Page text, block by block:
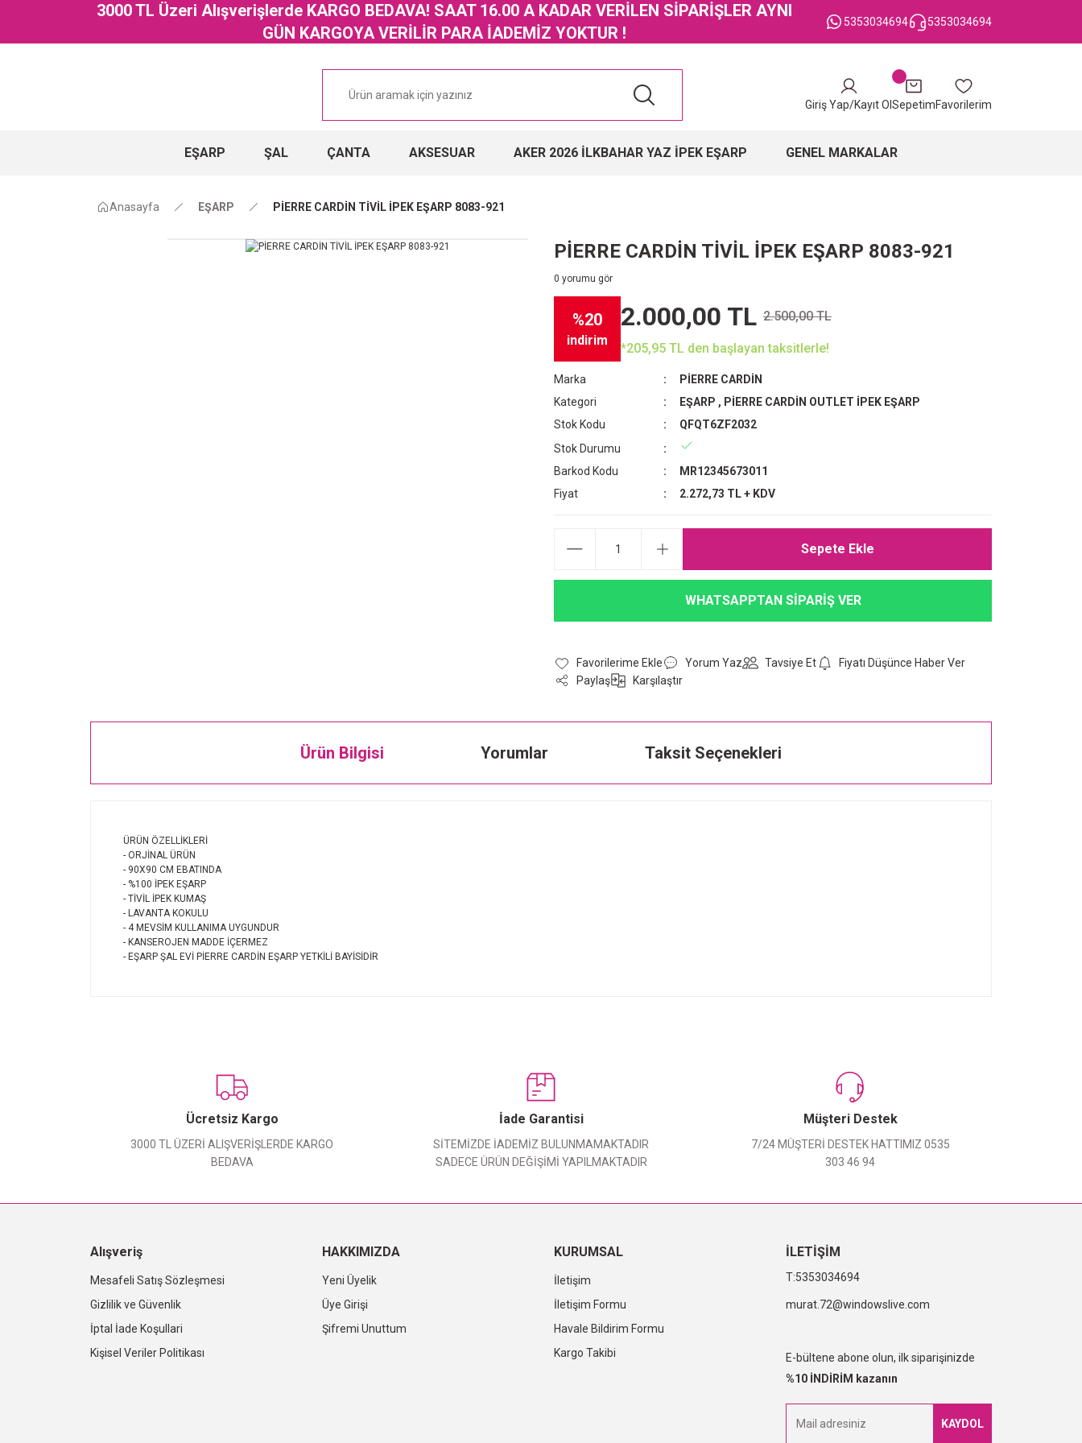
3000 TL Üzeri Alışverişlerde KARGO BEDAVA! SAAT 16.00 A KADAR VERİLEN SİPARİŞLER AYNI
GÜN KARGOYA VERİLİR PARA İADEMİZ YOKTUR !
5353034694 5353034694
Giriş Yap/Kayıt Ol SepetimFavorilerim
EŞARP ŞAL ÇANTA AKSESUAR AKER 2026 İLKBAHAR YAZ İPEK EŞARP GENEL MARKALAR
Anasayfa EŞARP PİERRE CARDİN TİVİL İPEK EŞARP 8083-921
PİERRE CARDİN TİVİL İPEK EŞARP 8083-921
0 yorumu gör
%20
indirim
2.000,00 TL 2.500,00 TL
*205,95 TL den başlayan taksitlerle!
Marka
PİERRE CARDİN
Kategori
EŞARP , PİERRE CARDİN OUTLET İPEK EŞARP
Stok Kodu
QFQT6ZF2032
Stok Durumu
Barkod Kodu
MR12345673011
Fiyat
2.272,73 TL + KDV
Sepete Ekle
WHATSAPPTAN SİPARİŞ VER
Yorum Yaz Tavsiye Et
Fiyatı Düşünce Haber Ver
Paylaş
Karşılaştır
Ürün Bilgisi Yorumlar Taksit Seçenekleri
ÜRÜN ÖZELLİKLERİ
- ORJİNAL ÜRÜN
- 90X90 CM EBATINDA
- %100 İPEK EŞARP
- TİVİL İPEK KUMAŞ
- LAVANTA KOKULU
- 4 MEVSİM KULLANIMA UYGUNDUR
- KANSEROJEN MADDE İÇERMEZ
- EŞARP ŞAL EVİ PİERRE CARDİN EŞARP YETKİLİ BAYİSİDİR
Yorum Yaz
Ücretsiz Kargo
3000 TL ÜZERİ ALIŞVERİŞLERDE KARGO
BEDAVA
İade Garantisi
SİTEMİZDE İADEMİZ BULUNMAMAKTADIR
SADECE ÜRÜN DEĞİŞİMİ YAPILMAKTADIR
Müşteri Destek
7/24 MÜŞTERİ DESTEK HATTIMIZ 0535
303 46 94
Alışveriş
Mesafeli Satış Sözleşmesi
Gizlilik ve Güvenlik
İptal İade Koşullari
Kişisel Veriler Politikası
HAKKIMIZDA
Yeni Üyelik
Üye Girişi
Şifremi Unuttum
KURUMSAL
İletişim
İletişim Formu
Havale Bildirim Formu
Kargo Takibi
İLETİŞİM
5353034694
murat.72@windowslive.com
E-bültene abone olun, ilk siparişinizde
%10 İNDİRİM kazanın
KAYDOL